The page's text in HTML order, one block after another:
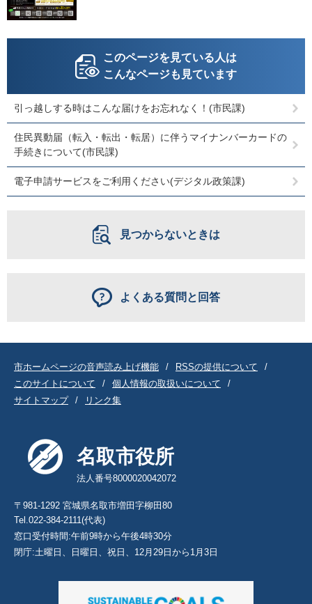
このページを見ている人は
こんなページも見ています
引っ越しする時はこんな届けをお忘れなく！(市民課)
住民異動届（転入・転出・転居）に伴うマイナンバーカードの
手続きについて(市民課)
電子申請サービスをご利用ください(デジタル政策課)
見つからないときは
よくある質問と回答
市ホームページの音声読み上げ機能
RSSの提供について
このサイトについて
個人情報の取扱いについて
サイトマップ
リンク集
名取市役所
法人番号8000020042072
〒981-1292 宮城県名取市増田字柳田80
Tel.022-384-2111(代表)
窓口受付時間:午前9時から午後4時30分
閉庁:土曜日、日曜日、祝日、12月29日から1月3日